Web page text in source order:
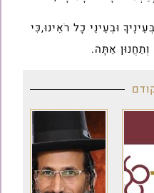
וּבְעֵינֵי כָל רֹאֵינוּ,כִּי
אַתָּה.